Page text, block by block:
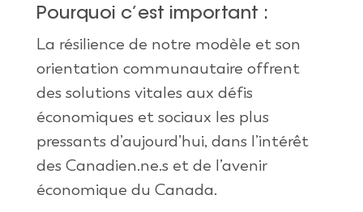
Pourquoi c’est important :
La résilience de notre modèle et son
orientation communautaire offrent
des solutions vitales aux défis
économiques et sociaux les plus
pressants d’aujourd’hui, dans l’intérêt
des Canadien.ne.s et de l’avenir
économique du Canada.